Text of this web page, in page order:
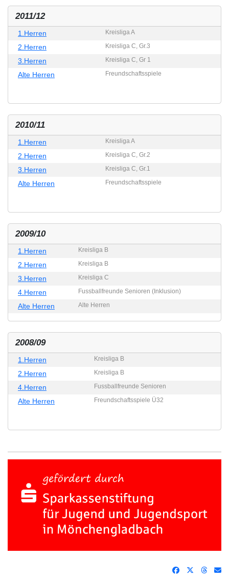
2011/12
1.Herren Kreisliga A
2.Herren Kreisliga C, Gr.3
3.Herren Kreisliga C, Gr 1
Alte Herren Freundschaftsspiele
2010/11
1.Herren Kreisliga A
2.Herren Kreisliga C, Gr.2
3.Herren Kreisliga C, Gr.1
Alte Herren Freundschaftsspiele
2009/10
1.Herren Kreisliga B
2.Herren Kreisliga B
3.Herren Kreisliga C
4.Herren Fussballfreunde Senioren (Inklusion)
Alte Herren Alte Herren
2008/09
1.Herren Kreisliga B
2.Herren Kreisliga B
4.Herren Fussballfreunde Senioren
Alte Herren Freundschaftsspiele Ü32